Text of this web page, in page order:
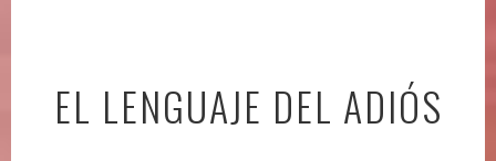
EL LENGUAJE DEL ADIÓS